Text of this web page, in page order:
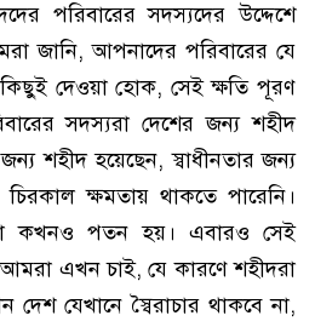
পরিবারের সদস্যদের উদ্দেশে
জানি, আপনাদের পরিবারের যে
কিছুই দেওয়া হোক, সেই ক্ষতি পূরণ
সদস্যরা দেশের জন্য শহীদ
শহীদ হয়েছেন, স্বাধীনতার জন্য
ক্ষমতায় থাকতে পারেনি।
কখনও পতন হয়। এবারও সেই
এখন চাই, যে কারণে শহীদরা
দেশ যেখানে স্বৈরাচার থাকবে না,